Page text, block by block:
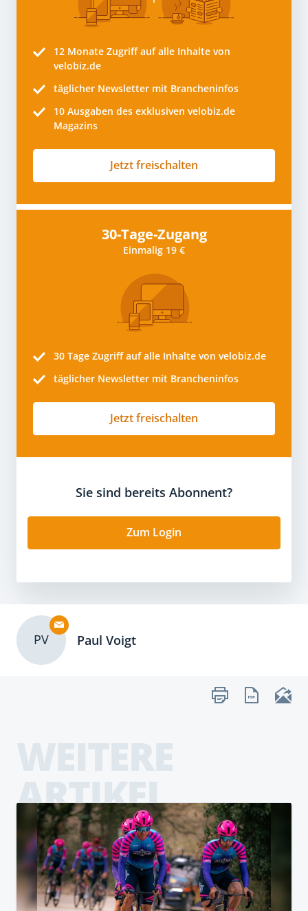
12 Monate Zugriff auf alle Inhalte von
velobiz.de
täglicher Newsletter mit Brancheninfos
10 Ausgaben des exklusiven velobiz.de
Magazins
Jetzt freischalten
30-Tage-Zugang
Einmalig 19 €
30 Tage Zugriff auf alle Inhalte von velobiz.de
täglicher Newsletter mit Brancheninfos
Jetzt freischalten
Sie sind bereits Abonnent?
Zum Login
PV Paul Voigt
ARTIKEL